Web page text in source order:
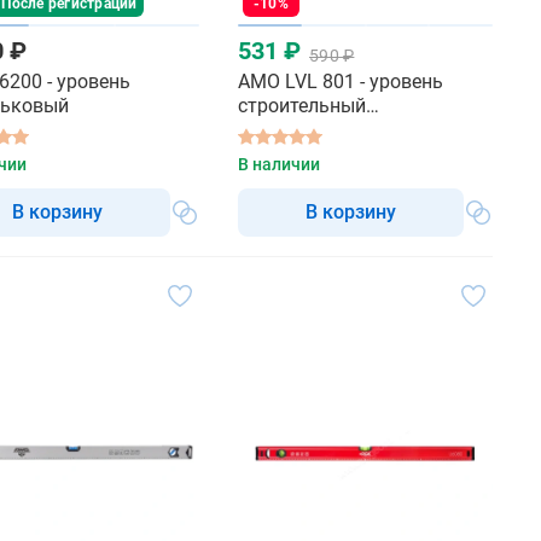
регистрации
₽
- уровень
В корзину
-10%
531 ₽ 590 ₽
AMO LVL 801 - уровень
строительный
пузырьковый
В наличии
В корзину